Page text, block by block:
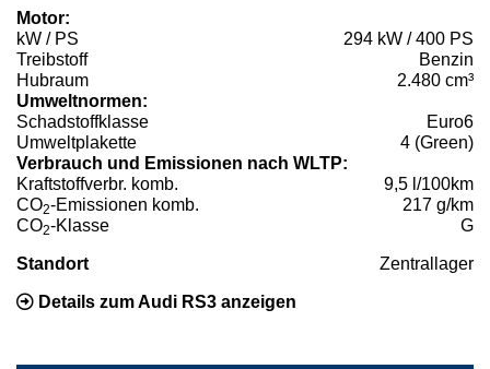
Motor:
kW / PS
294 kW / 400 PS
Treibstoff
Benzin
Hubraum
2.480 cm³
Umweltnormen:
Schadstoffklasse
Euro6
Umweltplakette
4 (Green)
Verbrauch und Emissionen nach WLTP:
Kraftstoffverbr. komb.
9,5 l/100km
CO2-Emissionen komb.
217 g/km
CO2-Klasse G
Standort Zentrallager
Details zum Audi RS3 anzeigen